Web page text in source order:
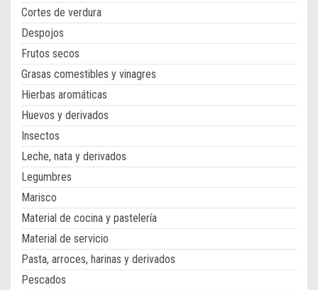
Cortes de verdura
Despojos
Frutos secos
Grasas comestibles y vinagres
Hierbas aromáticas
Huevos y derivados
Insectos
Leche, nata y derivados
Legumbres
Marisco
Material de cocina y pastelería
Material de servicio
Pasta, arroces, harinas y derivados
Pescados